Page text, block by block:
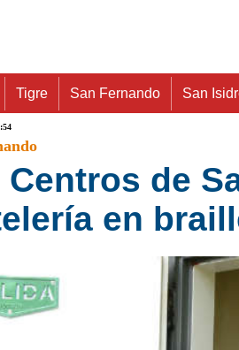
Tigre San Fernando San
Centros de
en